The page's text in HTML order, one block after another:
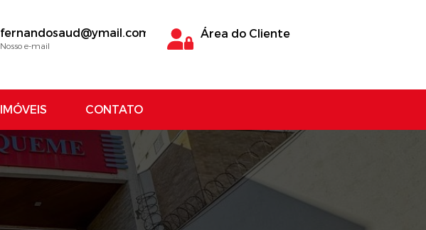
fernandosaud@ymail.com
Nosso e-mail
Área do Cliente
IMÓVEIS CONTATO